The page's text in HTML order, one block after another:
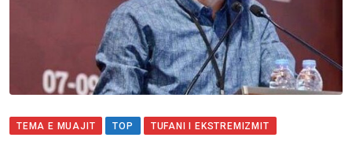
TEMA E MUAJIT TOP TUFANI I EKSTREMIZMIT